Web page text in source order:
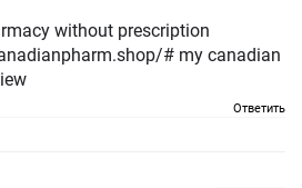
without prescription
# my canadian
Ответить